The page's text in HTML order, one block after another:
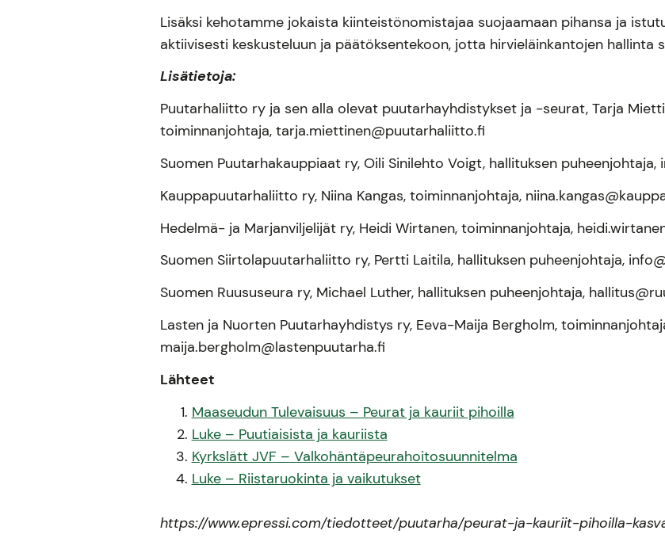
Lisäksi kehotamme jokaista kiinteistönomistajaa suojaamaan pihansa ja
aktiivisesti keskusteluun ja päätöksentekoon, jotta hirvieläinkantojen hallinta
Lisätietoja:
Puutarhaliitto ry ja sen alla olevat puutarhayhdistykset ja -seurat, Tarja
toiminnanjohtaja, tarja.miettinen@puutarhaliitto.fi
Suomen Puutarhakauppiaat ry, Oili Sinilehto Voigt, hallituksen
Kauppapuutarhaliitto ry, Niina Kangas, toiminnanjohtaja,
Hedelmä- ja Marjanviljelijät ry, Heidi Wirtanen, toiminnanjohtaja,
Suomen Siirtolapuutarhaliitto ry, Pertti Laitila, hallituksen puheenjohtaja,
Suomen Ruususeura ry, Michael Luther, hallituksen puheenjohtaja,
Lasten ja Nuorten Puutarhayhdistys ry, Eeva-Maija Bergholm,
maija.bergholm@lastenpuutarha.fi
Lähteet
Maaseudun Tulevaisuus – Peurat ja kauriit pihoilla
Luke – Puutiaisista ja kauriista
Kyrkslätt JVF – Valkohäntäpeurahoitosuunnitelma
Luke – Riistaruokinta ja vaikutukset
https://www.epressi.com/tiedotteet/puutarha/peurat-ja-kauriit-pihoilla-